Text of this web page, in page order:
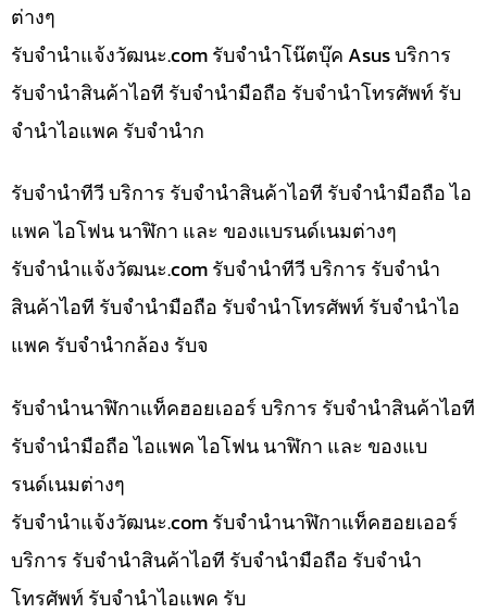
ต่างๆ
รับจํานําแจ้งวัฒนะ.com รับจำนำโน๊ตบุ๊ค Asus บริการ
รับจำนำสินค้าไอที รับจำนำมือถือ รับจำนำโทรศัพท์ รับ
จำนำไอแพค รับจำนำก
รับจำนำทีวี บริการ รับจำนำสินค้าไอที รับจำนำมือถือ ไอ
แพค ไอโฟน นาฬิกา และ ของแบรนด์เนมต่างๆ
รับจํานําแจ้งวัฒนะ.com รับจำนำทีวี บริการ รับจำนำ
สินค้าไอที รับจำนำมือถือ รับจำนำโทรศัพท์ รับจำนำไอ
แพค รับจำนำกล้อง รับจ
รับจำนำนาฬิกาแท็คฮอยเออร์ บริการ รับจำนำสินค้าไอที
รับจำนำมือถือ ไอแพค ไอโฟน นาฬิกา และ ของแบ
รนด์เนมต่างๆ
รับจํานําแจ้งวัฒนะ.com รับจำนำนาฬิกาแท็คฮอยเออร์
บริการ รับจำนำสินค้าไอที รับจำนำมือถือ รับจำนำ
โทรศัพท์ รับจำนำไอแพค รับ